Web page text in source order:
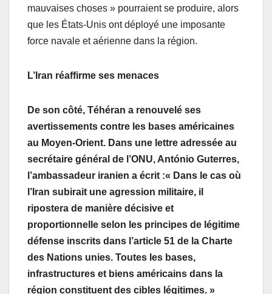
mauvaises choses » pourraient se produire, alors
que les États-Unis ont déployé une imposante
force navale et aérienne dans la région.
L’Iran réaffirme ses menaces
De son côté, Téhéran a renouvelé ses
avertissements contre les bases américaines
au Moyen-Orient. Dans une lettre adressée au
secrétaire général de l’ONU, António Guterres,
l’ambassadeur iranien a écrit :« Dans le cas où
l’Iran subirait une agression militaire, il
ripostera de manière décisive et
proportionnelle selon les principes de légitime
défense inscrits dans l’article 51 de la Charte
des Nations unies. Toutes les bases,
infrastructures et biens américains dans la
région constituent des cibles légitimes. »